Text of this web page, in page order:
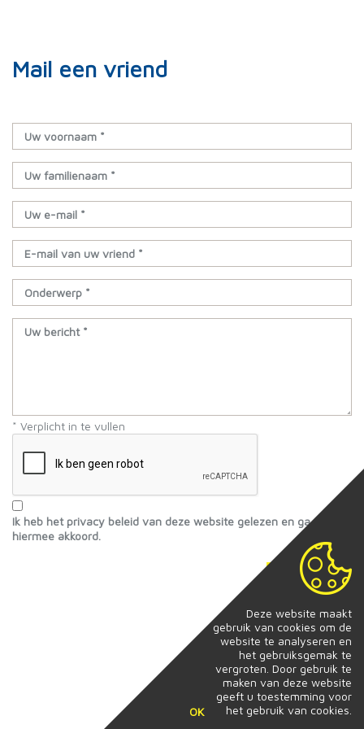
Mail een vriend
Uw voornaam *
Uw familienaam *
Uw e-mail *
E-mail van uw vriend *
Onderwerp *
Uw bericht *
* Verplicht in te vullen
Ik heb het privacy beleid van deze website gelezen en ga
hiermee akkoord.
Verstuur
Deze website maakt
gebruik van cookies om de
website te analyseren en
het gebruiksgemak te
vergroten. Door gebruik te
maken van deze website
geeft u toestemming voor
het gebruik van cookies.
OK